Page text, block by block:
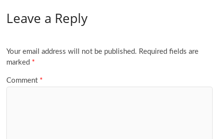
Leave a Reply
Your email address will not be published. Required fields are
marked *
Comment *